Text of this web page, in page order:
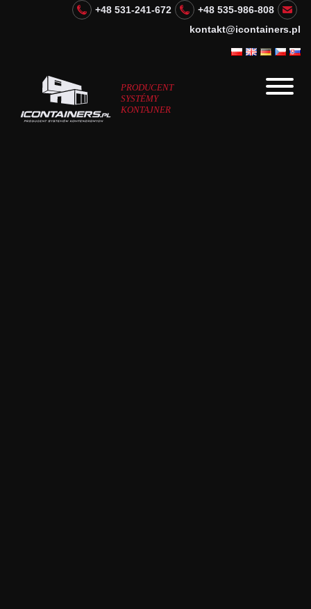
+48 531-241-672
+48 535-986-808
kontakt@icontainers.pl
PRODUCENT
SYSTÉMY
KONTAJNER